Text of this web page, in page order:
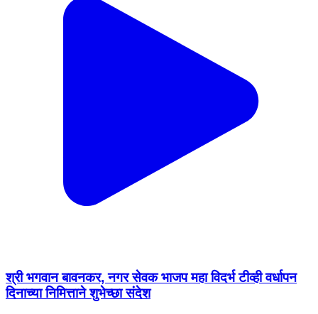
श्री भगवान बावनकर, नगर सेवक भाजप महा विदर्भ टीव्ही वर्धापन
दिनाच्या निमित्ताने शुभेच्छा संदेश